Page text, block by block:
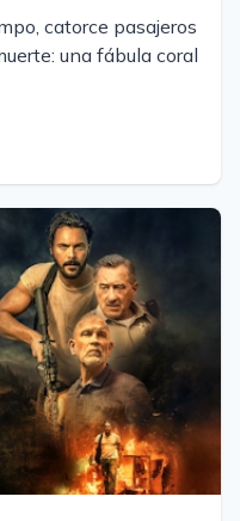
catorce pasajeros
una fábula coral